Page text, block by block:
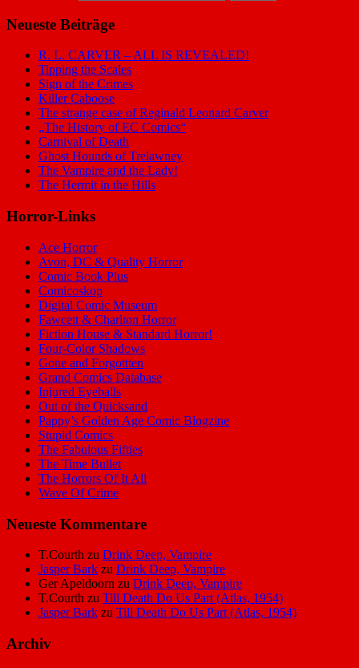
Neueste Beiträge
R. L. CARVER – ALL IS REVEALED!
Tipping the Scales
Sign of the Crimes
Killer Caboose
The strange case of Reginald Leonard Carver
„The History of EC Comics“
Carnival of Death
Ghost Hounds of Trelawney
The Vampire and the Lady!
The Hermit in the Hills
Horror-Links
Ace Horror
Avon, DC & Quality Horror
Comic Book Plus
Comicoskop
Digital Comic Museum
Fawcett & Charlton Horror
Fiction House & Standard Horror!
Four-Color Shadows
Gone and Forgottten
Grand Comics Database
Injured Eyeballs
Out of the Quicksand
Pappy’s Golden Age Comic Blogzine
Stupid Comics
The Fabulous Fifties
The Time Bullet
The Horrors Of It All
Wave Of Crime
Neueste Kommentare
T.Courth zu Drink Deep, Vampire
Jasper Bark zu Drink Deep, Vampire
Ger Apeldoorn zu Drink Deep, Vampire
T.Courth zu Till Death Do Us Part (Atlas, 1954)
Jasper Bark zu Till Death Do Us Part (Atlas, 1954)
Archiv